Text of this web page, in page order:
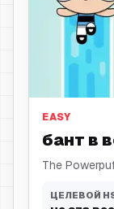
бант в
EASY
бант в
The
ЦЕЛЕВОЙ